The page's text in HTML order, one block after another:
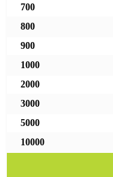
700
800
900
1000
2000
3000
5000
10000